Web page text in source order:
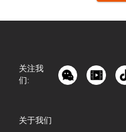
关注我
们:
关于我们